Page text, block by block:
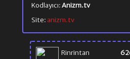
Rinrintan
Kodlayıcı:Anizm.tv
Site: anizm.tv